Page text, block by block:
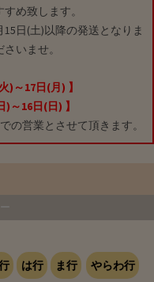
め致します。
日(土)以降の発送となりま
いませ。
)～17日(月) 】
)～16日(日) 】
の営業とさせて頂きます。
は行 ま行 やらわ行